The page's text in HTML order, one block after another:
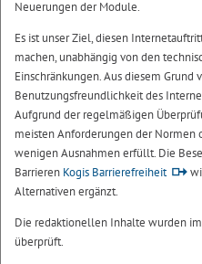
Neuerungen der Module.
Es ist unser Ziel, diesen
machen, unabhängig von den
Einschränkungen. Aus diesem Grund
Benutzungsfreundlichkeit des
Aufgrund der regelmäßigen
meisten Anforderungen der
wenigen Ausnahmen erfüllt. Die
Barrieren Kogis Barrierefreiheit
Alternativen ergänzt.
Die redaktionellen Inhalte wurden
überprüft.